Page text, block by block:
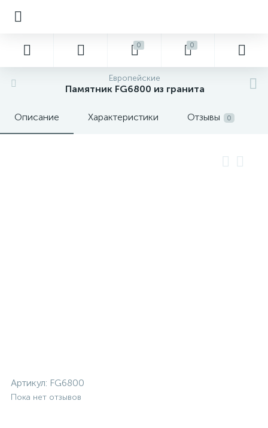
0 0
Европейские
Памятник FG6800 из гранита
Описание Характеристики Отзывы 0
Артикул: FG6800
Пока нет отзывов